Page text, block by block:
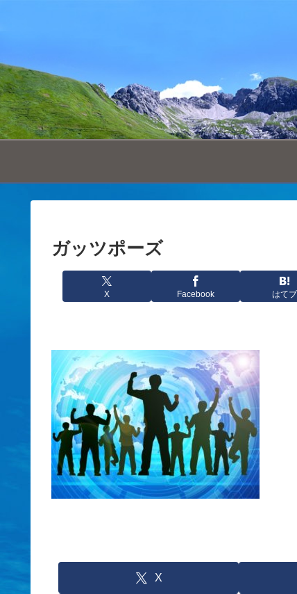
ガッツポーズ
X Facebook はてブ
X